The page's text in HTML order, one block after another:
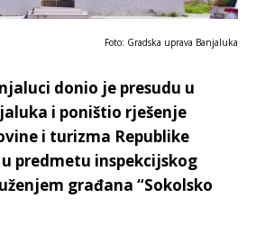
Foto: Gradska uprava Banjaluka
donio je presudu u
i poništio rješenje
i turizma Republike
u predmetu inspekcijskog
građana “Sokolsko